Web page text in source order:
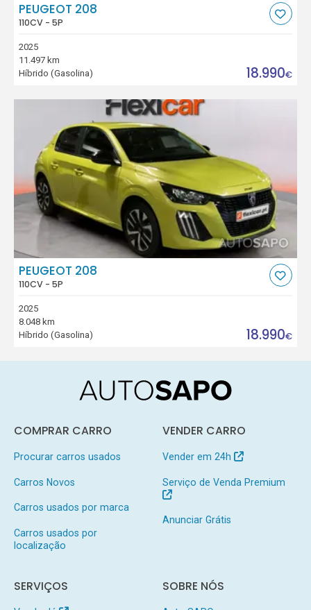
PEUGEOT 208
110CV - 5P
2025
11.497 km
Híbrido (Gasolina)
18.990€
PEUGEOT 208
110CV - 5P
2025
8.048 km
Híbrido (Gasolina)
18.990€
COMPRAR CARRO
Procurar carros usados
Carros Novos
Carros usados por marca
Carros usados por
localização
VENDER CARRO
Vender em 24h
Serviço de Venda Premium
Anunciar Grátis
SERVIÇOS SOBRE NÓS